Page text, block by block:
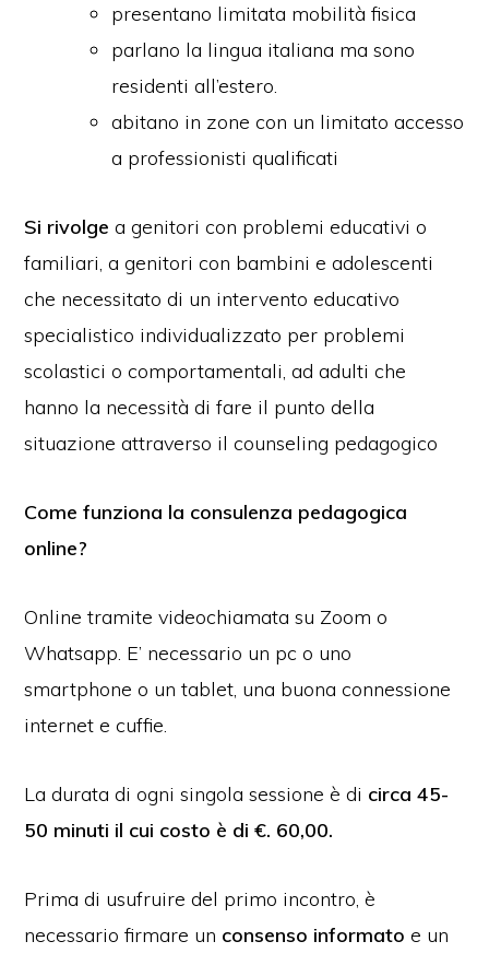
presentano limitata mobilità fisica
parlano la lingua italiana ma sono
residenti all’estero.
abitano in zone con un limitato accesso
a professionisti qualificati
Si rivolge a genitori con problemi educativi o
familiari, a genitori con bambini e adolescenti
che necessitato di un intervento educativo
specialistico individualizzato per problemi
scolastici o comportamentali, ad adulti che
hanno la necessità di fare il punto della
situazione attraverso il counseling pedagogico
Come funziona la consulenza pedagogica
online?
Online tramite videochiamata su Zoom o
Whatsapp. E’ necessario un pc o uno
smartphone o un tablet, una buona connessione
internet e cuffie.
La durata di ogni singola sessione è di circa 45-
50 minuti il cui costo è di €. 60,00.
Prima di usufruire del primo incontro, è
necessario firmare un consenso informato e un